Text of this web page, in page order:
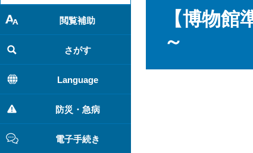
で
す
。
ば
し
て
本
文
へ
閲覧補助
さがす
Language
防災・急病
電子手続き
【博物
～